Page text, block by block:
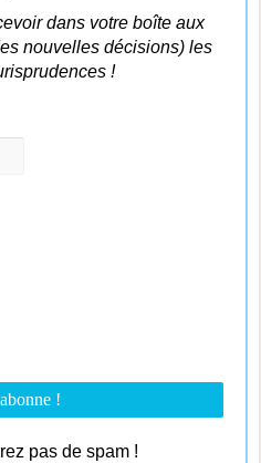
dans votre boîte aux
nouvelles décisions) les
!
pas de spam !